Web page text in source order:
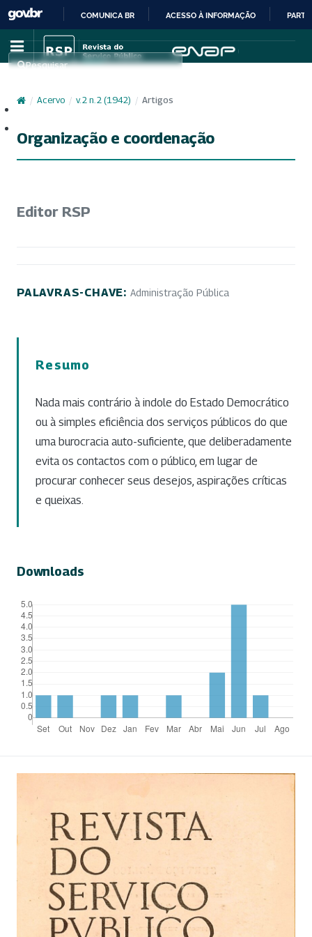
IR
PARA
CONTEÚDO
COMUNICA BR ACESSO À INFORMAÇÃO
Pesquisar
/ Acervo / v. 2 n. 2 (1942) / Artigos
Organização e coordenação
Editor RSP
PALAVRAS-CHAVE: Administração Pública
Resumo
Nada mais contrário à indole do Estado Democrático
ou à simples eficiência dos serviços públicos do que
uma burocracia auto-suficiente, que deliberadamente
evita os contactos com o público, em lugar de
procurar conhecer seus desejos, aspirações críticas
e queixas.
Downloads